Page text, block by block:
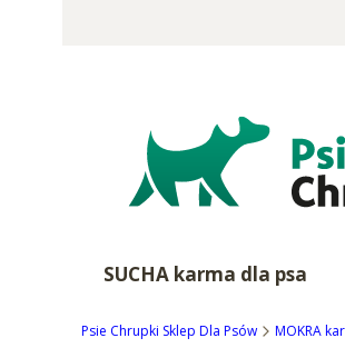
SUCHA karma dla psa
Psie Chrupki Sklep Dla Psów MOKRA